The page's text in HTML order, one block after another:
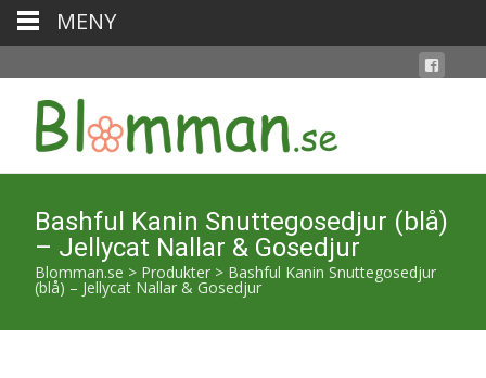
Bashful Kanin Snuttegosedjur (blå)
– Jellycat Nallar & Gosedjur
Blomman.se > Produkter > Bashful Kanin Snuttegosedjur
(blå) – Jellycat Nallar & Gosedjur
MENY